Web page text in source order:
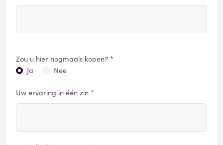
Zou u hier nogmaals kopen? *
Ja
Nee
Uw ervaring in één zin *